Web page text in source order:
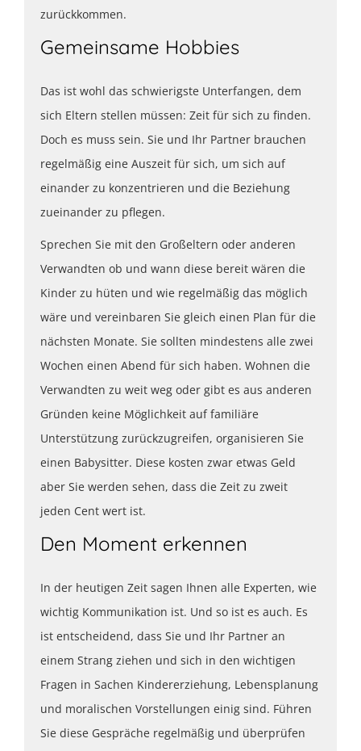
zurückkommen.
Gemeinsame Hobbies
Das ist wohl das schwierigste Unterfangen, dem
sich Eltern stellen müssen: Zeit für sich zu finden.
Doch es muss sein. Sie und Ihr Partner brauchen
regelmäßig eine Auszeit für sich, um sich auf
einander zu konzentrieren und die Beziehung
zueinander zu pflegen.
Sprechen Sie mit den Großeltern oder anderen
Verwandten ob und wann diese bereit wären die
Kinder zu hüten und wie regelmäßig das möglich
wäre und vereinbaren Sie gleich einen Plan für die
nächsten Monate. Sie sollten mindestens alle zwei
Wochen einen Abend für sich haben. Wohnen die
Verwandten zu weit weg oder gibt es aus anderen
Gründen keine Möglichkeit auf familiäre
Unterstützung zurückzugreifen, organisieren Sie
einen Babysitter. Diese kosten zwar etwas Geld
aber Sie werden sehen, dass die Zeit zu zweit
jeden Cent wert ist.
Den Moment erkennen
In der heutigen Zeit sagen Ihnen alle Experten, wie
wichtig Kommunikation ist. Und so ist es auch. Es
ist entscheidend, dass Sie und Ihr Partner an
einem Strang ziehen und sich in den wichtigen
Fragen in Sachen Kindererziehung, Lebensplanung
und moralischen Vorstellungen einig sind. Führen
Sie diese Gespräche regelmäßig und überprüfen